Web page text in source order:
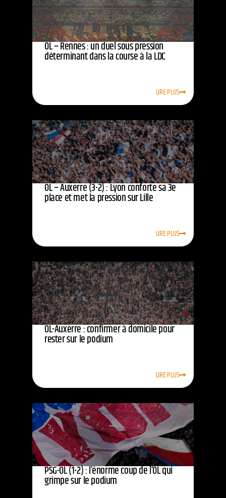
OL – Rennes : un duel sous pression
déterminant dans la course à la LDC
LIRE PLUS
OL – Auxerre (3-2) : Lyon conforte sa 3e
place et met la pression sur Lille
LIRE PLUS
OL-Auxerre : confirmer à domicile pour
rester sur le podium
LIRE PLUS
PSG-OL (1-2) : l’énorme coup de l’OL qui
grimpe sur le podium